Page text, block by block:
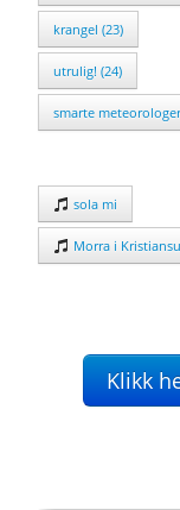
krangel (23)
utrulig! (24)
smarte
sola mi
Morra i
Klikk